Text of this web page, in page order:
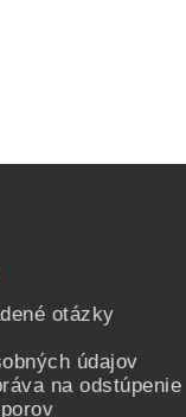
otázky
údajov
na odstúpenie